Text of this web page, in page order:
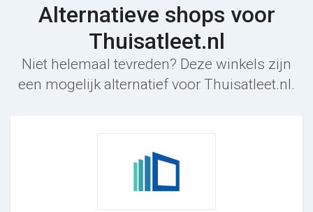
Alternatieve shops voor
Thuisatleet.nl
Niet helemaal tevreden? Deze winkels zijn
een mogelijk alternatief voor Thuisatleet.nl.